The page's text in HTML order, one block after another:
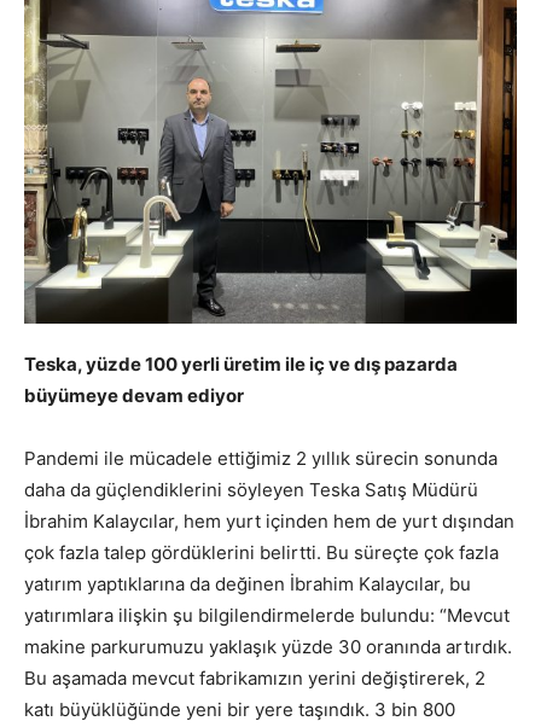
Teska, yüzde 100 yerli üretim ile iç ve dış pazarda
büyümeye devam ediyor
Pandemi ile mücadele ettiğimiz 2 yıllık sürecin sonunda
daha da güçlendiklerini söyleyen Teska Satış Müdürü
İbrahim Kalaycılar, hem yurt içinden hem de yurt dışından
çok fazla talep gördüklerini belirtti. Bu süreçte çok fazla
yatırım yaptıklarına da değinen İbrahim Kalaycılar, bu
yatırımlara ilişkin şu bilgilendirmelerde bulundu: “Mevcut
makine parkurumuzu yaklaşık yüzde 30 oranında artırdık.
Bu aşamada mevcut fabrikamızın yerini değiştirerek, 2
katı büyüklüğünde yeni bir yere taşındık. 3 bin 800